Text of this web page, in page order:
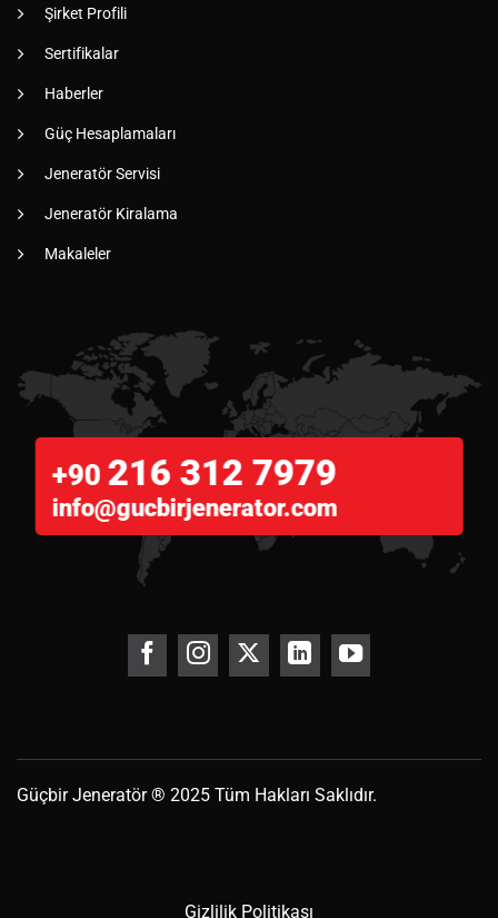
Şirket Profili
Sertifikalar
Haberler
Güç Hesaplamaları
Jeneratör Servisi
Jeneratör Kiralama
Makaleler
+90 216 312 7979
info@gucbirjenerator.com
GüçbirJeneratör® 2025 Tüm Hakları Saklıdır.
Gizlilik Politikası